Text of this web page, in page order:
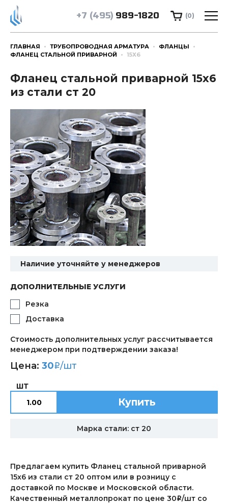
+7 (495) 989-1820 (0)
ГЛАВНАЯ ТРУБОПРОВОДНАЯ АРМАТУРА
ФЛАНЦЫ
ФЛАНЕЦ СТАЛЬНОЙ ПРИВАРНОЙ
15Х6
Фланец стальной приварной 15х6
из стали ст 20
Наличие уточняйте у менеджеров
ДОПОЛНИТЕЛЬНЫЕ УСЛУГИ
Резка
Доставка
Стоимость дополнительных услуг рассчитывается
менеджером при подтверждении заказа!
Цена: 30i/шт
ШТ
Купить
Марка стали: ст 20
Предлагаем купить Фланец стальной приварной
15х6 из стали ст 20 оптом или в розницу с
доставкой по Москве и Московской области.
Качественный металлопрокат по цене 30i/шт со